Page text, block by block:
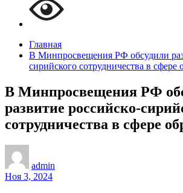
Главная
В Минпросвещения РФ обсудили
сирийского сотрудничества в сфере
В Минпросвещения РФ
развитие российско-
сотрудничества в сфере
admin
Ноя 3, 2024